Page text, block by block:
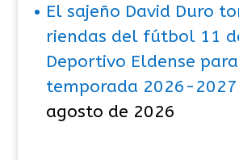
El sajeño David Duro
riendas del fútbol 11
Deportivo Eldense
temporada 2026-2027
agosto de 2026